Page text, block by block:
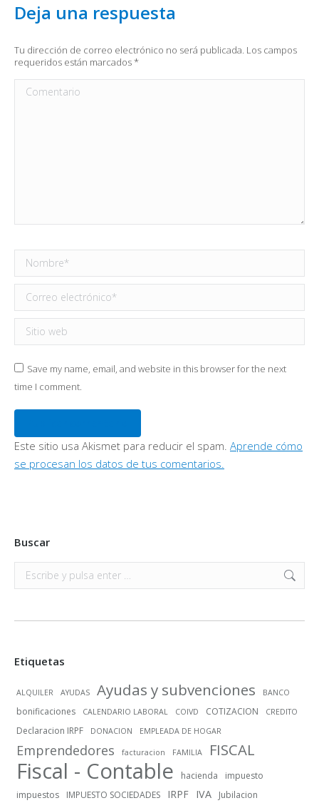
Deja una respuesta
Tu dirección de correo electrónico no será publicada. Los campos
requeridos están marcados*
Comentario
Nombre *
Correo electrónico *
Sitio web
Save my name, email, and website in this browser for the next
time I comment.
Este sitio usa Akismet para reducir el spam. Aprende cómo
se procesan los datos de tus comentarios.
Buscar
Buscar:
Etiquetas
ALQUILER AYUDAS Ayudas y subvenciones BANCO
bonificaciones CALENDARIO LABORAL COIVD COTIZACION CREDITO
Declaracion IRPF DONACION EMPLEADA DE HOGAR
Emprendedores facturacion FAMILIA FISCAL
Fiscal - Contable hacienda
impuesto
impuestos
IMPUESTO SOCIEDADES IRPF IVA Jubilacion